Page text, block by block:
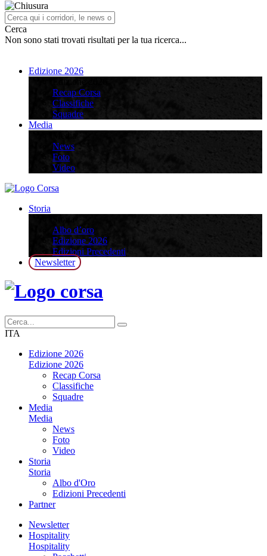
Cerca
Non sono stati trovati risultati per la tua ricerca...
Edizione 2026
Recap Corsa
Classifiche
Squadre
Media
News
Foto
Video
Storia
Albo d’oro
Edizione 2026
Edizioni Precedenti
Newsletter
ITA
Edizione 2026
Edizione 2026
Recap Corsa
Classifiche
Squadre
Media
Media
News
Foto
Video
Storia
Storia
Albo d'Oro
Edizioni Precedenti
Partner
Newsletter
Hospitality
Hospitality